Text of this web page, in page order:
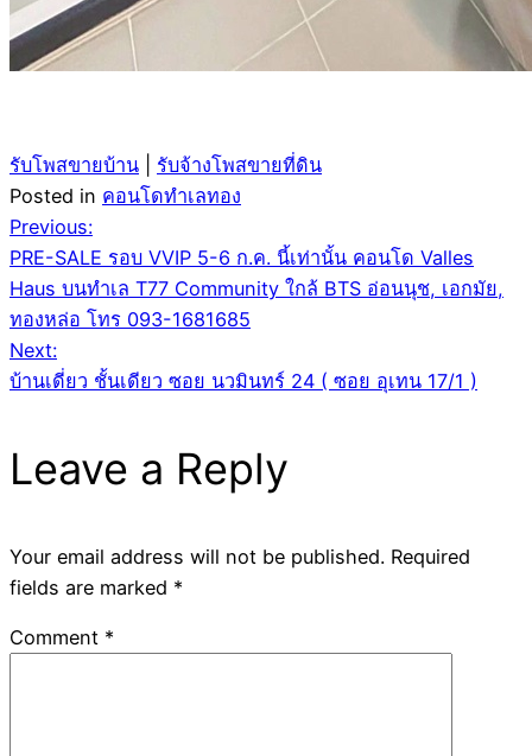
รับโพสขายบ้าน
รับจ้างโพสขายที่ดิน
Posted in คอนโดทำเลทอง
Post
navigation
Previous:
PRE-SALE รอบ VVIP 5-6 ก.ค. นี้เท่านั้น คอนโด Valles
Haus บนทำเล T77 Community ใกล้ BTS อ่อนนุช, เอกมัย,
ทองหล่อ โทร 093-1681685
Next:
บ้านเดี่ยว ชั้นเดียว ซอย นวมินทร์ 24 ( ซอย อุเทน 17/1 )
Leave a Reply
Your email address will not be published. Required
fields are marked *
Comment *